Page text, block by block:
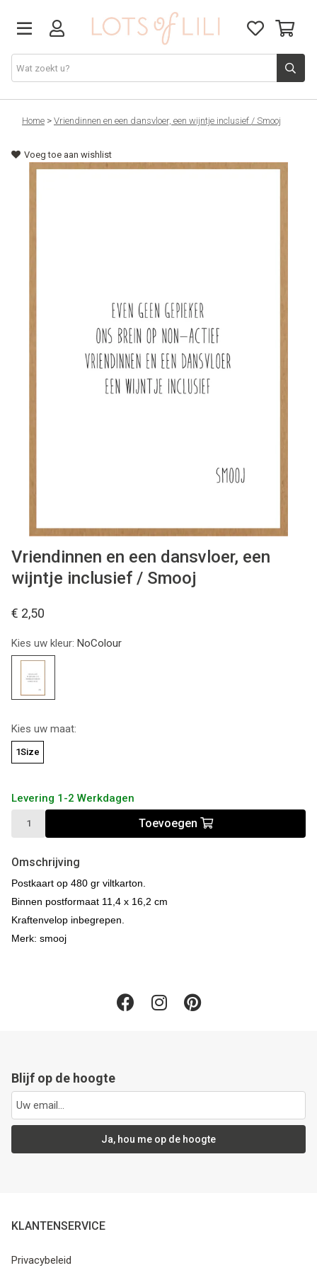
VADERDAG
SOLDEN
GREEN LIVING
KIDS
Home > Vriendinnen en een dansvloer, een wijntje inclusief / Smooj
Voeg toe aan wishlist
Vriendinnen en een dansvloer, een
wijntje inclusief / Smooj
€ 2,50
Kies uw kleur: NoColour
Kies uw maat:
1Size
Levering 1-2 Werkdagen
Toevoegen
Omschrijving
Postkaart op 480 gr viltkarton.
Binnen postformaat 11,4 x 16,2 cm
Kraftenvelop inbegrepen.
Merk: smooj
Blijf op de hoogte
Ja, hou me op de hoogte
KLANTENSERVICE
Privacybeleid